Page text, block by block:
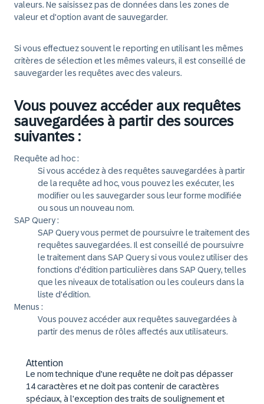
valeurs. Ne saisissez pas de données dans les zones de
valeur et d'option avant de sauvegarder.
Si vous effectuez souvent le reporting en utilisant les mêmes
critères de sélection et les mêmes valeurs, il est conseillé de
sauvegarder les requêtes avec des valeurs.
Vous pouvez accéder aux requêtes
sauvegardées à partir des sources
suivantes :
Requête ad hoc :
Si vous accédez à des requêtes sauvegardées à partir
de la requête ad hoc, vous pouvez les exécuter, les
modifier ou les sauvegarder sous leur forme modifiée
ou sous un nouveau nom.
SAP Query :
SAP Query vous permet de poursuivre le traitement des
requêtes sauvegardées. Il est conseillé de poursuivre
le traitement dans SAP Query si vous voulez utiliser des
fonctions d'édition particulières dans SAP Query, telles
que les niveaux de totalisation ou les couleurs dans la
liste d'édition.
Menus :
Vous pouvez accéder aux requêtes sauvegardées à
partir des menus de rôles affectés aux utilisateurs.
Attention
Le nom technique d'une requête ne doit pas dépasser
14 caractères et ne doit pas contenir de caractères
spéciaux, à l'exception des traits de soulignement et